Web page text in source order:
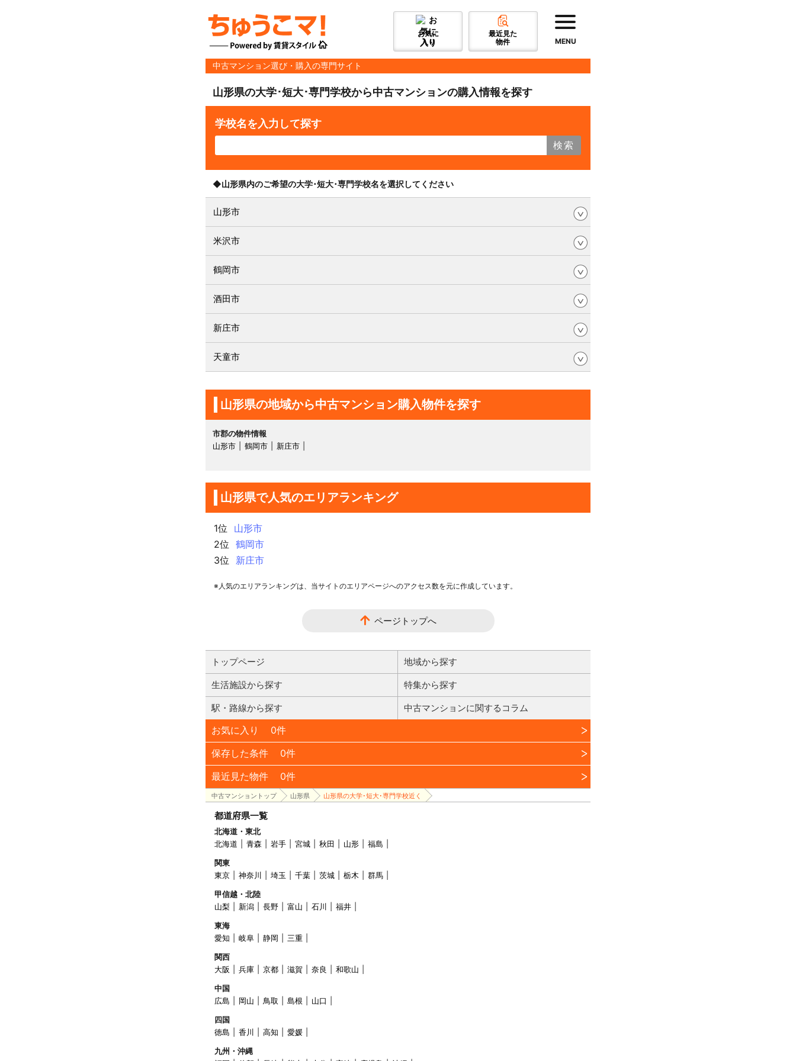
お気に
入り
最近見た
物件
MENU
中古マンション選び・購入の専門サイト
山形県の大学･短大･専門学校から中古マンションの購入情報を探す
学校名を入力して探す
検索
◆山形県内のご希望の大学･短大･専門学校名を選択してください
山形市
米沢市
鶴岡市
酒田市
新庄市
天童市
山形県の地域から中古マンション購入物件を探す
市郡の物件情報
山形市
鶴岡市 新庄市
山形県で人気のエリアランキング
1位
山形市
2位
鶴岡市
3位
新庄市
※人気のエリアランキングは、当サイトのエリアページへのアクセス数を元に作成しています。
ページトップへ
トップページ 地域から探す
生活施設から探す 特集から探す
駅・路線から探す 中古マンションに関するコラム
お気に入り
0件
保存した条件
0件
最近見た物件
0件
中古マンショントップ 山形県 山形県の大学･短大･専門学校近く
都道府県一覧
北海道・東北
北海道
青森 岩手 宮城 秋田 山形
福島
関東
東京
神奈川 埼玉 千葉 茨城 栃木
群馬
甲信越・北陸
山梨
新潟 長野 富山 石川
福井
東海
愛知
岐阜 静岡
三重
関西
大阪
兵庫 京都 滋賀 奈良
和歌山
中国
広島
岡山 鳥取 島根
山口
四国
徳島
香川 高知
愛媛
九州・沖縄